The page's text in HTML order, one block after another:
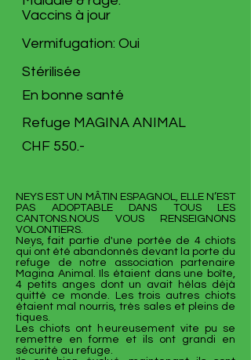
Vaccins à jour
Vermifugation: Oui
Stérilisée
En bonne santé
Refuge MAGINA ANIMAL
CHF 550.-
NEYS EST UN MÂTIN ESPAGNOL, ELLE N’EST
PAS ADOPTABLE DANS TOUS LES
CANTONS.NOUS VOUS RENSEIGNONS
VOLONTIERS.
Neys, fait partie d'une portée de 4 chiots
qui ont été abandonnés devant la porte du
refuge de notre association partenaire
Magina Animal. Ils étaient dans une boîte,
4 petits anges dont un avait hélas déjà
quitté ce monde. Les trois autres chiots
étaient mal nourris, très sales et pleins de
tiques.
Les chiots ont heureusement vite pu se
remettre en forme et ils ont grandi en
sécurité au refuge.